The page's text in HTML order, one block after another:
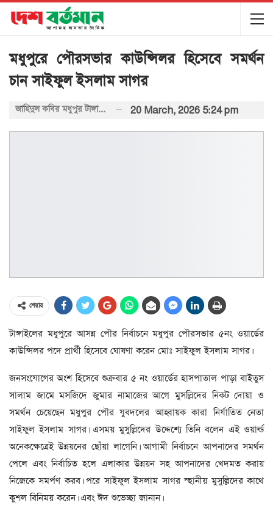
মধুপুরে পৌরসভার কাউন্সিলর হিসেবে সমর্থন
চান সাইফুল ইসলাম সাগর
জাহিদুল কবির মধুপুর টাঙ্গাইল প্রতিনিধিঃ 20 March, 2026 5:24 pm
শেয়ার
টাঙ্গাইলের মধুপুরে আসন্ন পৌর নির্বাচনে মধুপুর পৌরসভার ৫নং ওয়ার্ডের
কাউন্সিলর পদে প্রার্থী হিসেবে ঘোষণা করেন মোঃ সাইফুল ইসলাম সাগর।
জনসংযোগের অংশ হিসেবে শুক্রবার ৫ নং ওয়ার্ডের হাসপাতাল পাড়া বাইতুস
সালাম জামে মসজিদে জুমার নামাজের আগে মুসল্লিদের নিকট দোয়া ও
সমর্থন চেয়েছেন মধুপুর পৌর যুবদলের আহ্বায়ক কারা নির্যাতিত নেতা
সাইফুল ইসলাম সাগর। এসময় মুসুল্লিদের উদ্দেশ্যে তিনি বলেন এই ওয়ার্ল্ড
অনেকক্ষেত্রেই উন্নয়নের ছোঁয়া লাগেনি। আগামী নির্বাচনে আপনাদের সমর্থন
পেলে এবং নির্বাচিত হলে এলাকার উন্নয়ন সহ আপনাদের খেদমত করায়
নিজেকে সমর্পণ করব। পরে সাইফুল ইসলাম সাগর স্হানীয় মুসুল্লিদের কাথে
কুশল বিনিময় করেন। এবং ঈদ শুভেচ্ছা জানান।